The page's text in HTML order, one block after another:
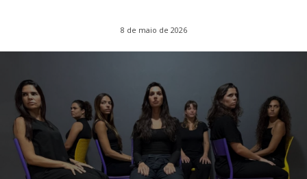
8 de maio de 2026